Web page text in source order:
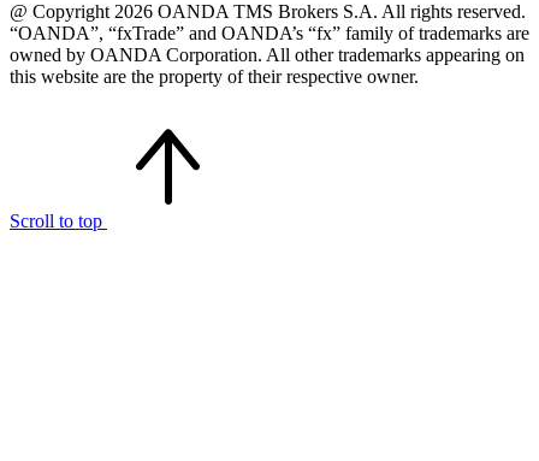
@ Copyright 2026 OANDA TMS Brokers S.A. All rights reserved.
“OANDA”, “fxTrade” and OANDA’s “fx” family of trademarks are
owned by OANDA Corporation. All other trademarks appearing on
this website are the property of their respective owner.
Scroll to top